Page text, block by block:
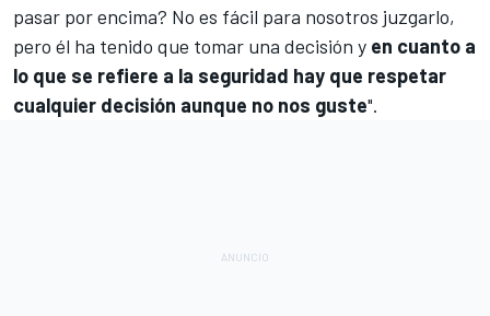
pasar por encima? No es fácil para nosotros juzgarlo,
pero él ha tenido que tomar una decisión y en cuanto a
lo que se refiere a la seguridad hay que respetar
cualquier decisión aunque no nos guste".